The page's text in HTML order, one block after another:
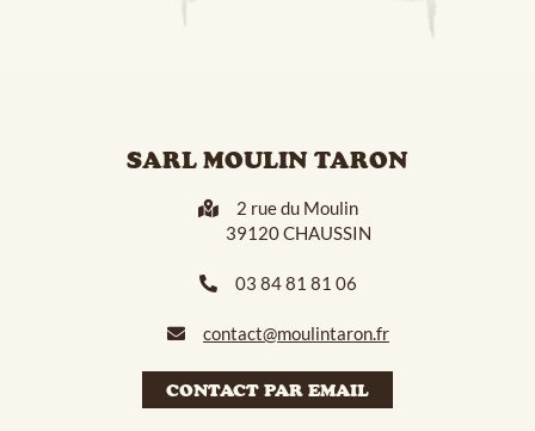
SARL MOULIN TARON
2 rue du Moulin
39120 CHAUSSIN
03 84 81 81 06
contact@moulintaron.fr
CONTACT PAR EMAIL